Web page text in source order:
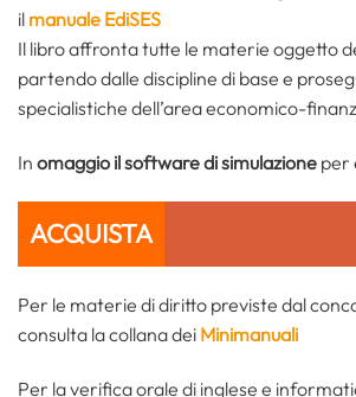
il manuale EdiSES
Il libro affronta tutte le materie oggetto
partendo dalle discipline di base e
specialistiche dell’area economico-
In omaggio il software di simulazione per
ACQUISTA
Per le materie di diritto previste dal
consulta la collana dei Minimanuali
Per la verifica orale di inglese e